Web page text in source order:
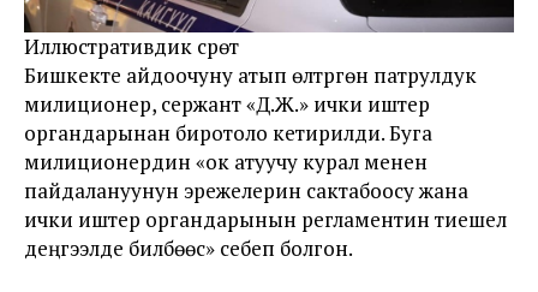
Иллюстративдик сүрөт
Бишкекте айдоочуну атып өлтүргөн патрулдук
милиционер, сержант «Д.Ж.» ички иштер
органдарынан биротоло кетирилди. Буга
милиционердин «ок атуучу курал менен
пайдалануунун эрежелерин сактабоосу жана
ички иштер органдарынын регламентин тиешелүү
деңгээлде билбөөсү» себеп болгон.